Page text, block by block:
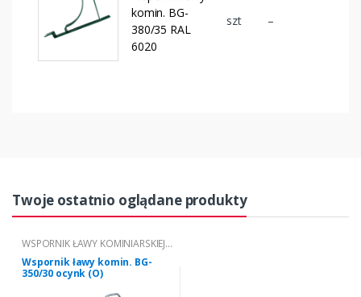
komin. BG-
380/35 RAL
6020
szt –
Twoje ostatnio oglądane produkty
WSPORNIK ŁAWY KOMINIARSKIEJ
"BG"
Wspornik ławy komin. BG-
350/30 ocynk (O)